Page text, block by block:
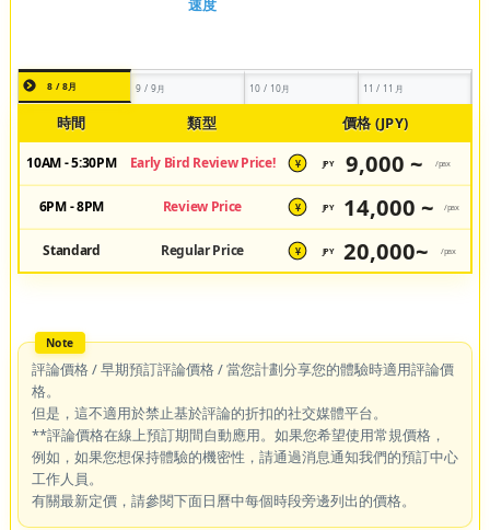
8 / 8月 9 / 9月 10 / 10月 11 / 11月
時間 類型 價格 (JPY)
10AM - 5:30PM Early Bird Review Price! ¥ JPY 9,000 ~ /pax
6PM - 8PM Review Price ¥ JPY 14,000 ~ /pax
Standard Regular Price ¥ JPY 20,000~ /pax
評論價格 / 早期預訂評論價格 / 當您計劃分享您的體驗時適用評論價
格。
但是，這不適用於禁止基於評論的折扣的社交媒體平台。
**評論價格在線上預訂期間自動應用。如果您希望使用常規價格，
例如，如果您想保持體驗的機密性，請通過消息通知我們的預訂中心
工作人員。
有關最新定價，請參閱下面日曆中每個時段旁邊列出的價格。